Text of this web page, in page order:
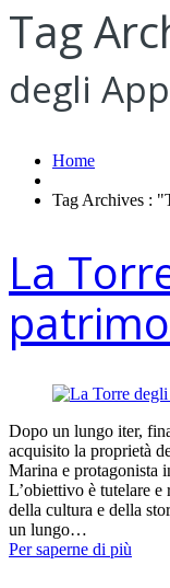
Tag
degli
Home
Tag Archives :
La
Dopo un lungo iter,
acquisito la proprietà
Marina e protagonista
L’obiettivo è tutelare e
della cultura e della
un lungo…
Per saperne di più